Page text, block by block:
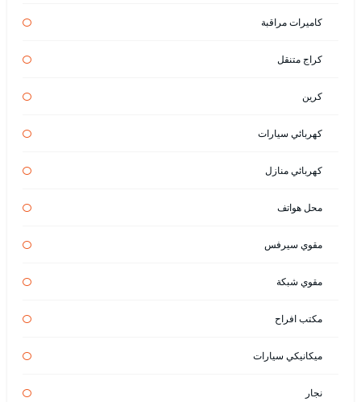
كاميرات مراقبة
كراج متنقل
كرين
كهربائي سيارات
كهربائي منازل
محل هواتف
مقوي سيرفس
مقوي شبكة
مكتب افراح
ميكانيكي سيارات
نجار